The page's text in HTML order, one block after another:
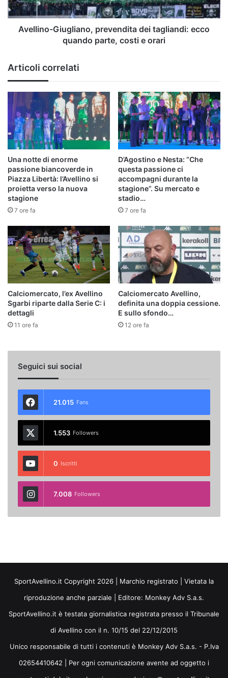
parte,
costi
Avellino-Giugliano, prevendita dei tagliandi: ecco
quando parte, costi e orari
Articoli correlati
Una notte di enorme
passione biancoverde in
Piazza Libertà: l’Avellino si
proietta verso la nuova
stagione
7 ore fa
D’Agostino e Nesta: “Che
questa passione ci
accompagni durante la
stagione”. Su mercato e
stadio…
7 ore fa
Calciomercato, l’ex Avellino
Sgarbi riparte dalla Serie C: i
dettagli
11 ore fa
Calciomercato Avellino,
definita una doppia cessione.
E sullo sfondo…
12 ore fa
Seguici sui social
21.015 Fans
1.553 Followers
0 Iscritti
7.008 Followers
SportAvellino.it Copyright 2026 | Marchio registrato | Vietata la
riproduzione anche parziale | Editore: Monkey Adv S.a.s.
SportAvellino.it è testata giornalistica registrata presso il Tribunale
di Avellino con il n. 10/15 del 22/12/2015
Unico responsabile di tutti i contenuti è Monkey Adv S.a.s. - P.Iva
02654410642 | Per ogni comunicazione avente ad oggetto i